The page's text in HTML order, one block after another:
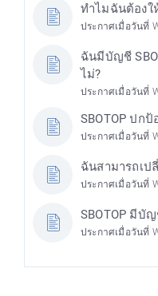
ทำไมฉันต้องใ
ประกาศเมื่อวันที่
ฉันมีบัญชี
ไม่?
ประกาศเมื่อวันที่
SBOTOP ปก
ประกาศเมื่อวันที่
ฉันสามารถเป
ประกาศเมื่อวันที่
SBOTOP มีบั
ประกาศเมื่อวันที่